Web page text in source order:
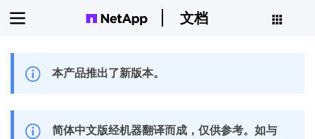
文档
本产品推出了新版本。
简体中文版经机器翻译而成，仅供参考。如与